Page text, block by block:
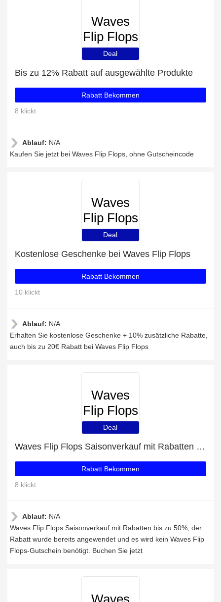
Waves
Flip Flops
Deal
Bis zu 12% Rabatt auf ausgewählte Produkte
Rabatt Bekommen
8 klickt
Ablauf: N/A
Kaufen Sie jetzt bei Waves Flip Flops, ohne Gutscheincode
Waves
Flip Flops
Deal
Kostenlose Geschenke bei Waves Flip Flops
Rabatt Bekommen
10 klickt
Ablauf: N/A
Erhalten Sie kostenlose Geschenke + 10% zusätzliche Rabatte,
auch bis zu 20€ Rabatt bei Waves Flip Flops
Waves
Flip Flops
Deal
Waves Flip Flops Saisonverkauf mit Rabatten bis zu 50%
Rabatt Bekommen
8 klickt
Ablauf: N/A
Waves Flip Flops Saisonverkauf mit Rabatten bis zu 50%, der
Rabatt wurde bereits angewendet und es wird kein Waves Flip
Flops-Gutschein benötigt. Buchen Sie jetzt